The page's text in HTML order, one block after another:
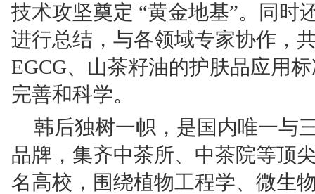
技术攻坚奠定 “黄金地基”。同时
进行总结，与各领域专家协作，
EGCG、山茶籽油的护肤品应用
完善和科学。
韩后独树一帜，是国内唯一与
品牌，集齐中茶所、中茶院等顶
名高校，围绕植物工程学、微生